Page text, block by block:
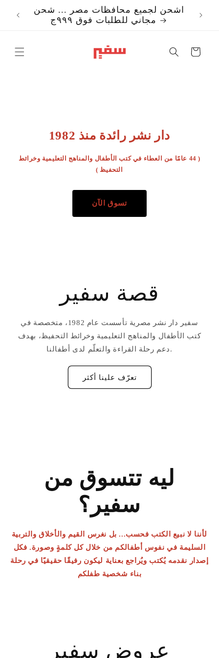
إلى
المحتوى
اشحن لجميع محافظات مصر ... شحن
مجاني للطلبات فوق ٩٩٩ج
Translation
دار نشر رائدة منذ 1982
( 44 عامًا من العطاء في كتب الأطفال والمناهج التعليمية وخرائط
التحفيظ )
تسوق الآن
قصة سفير
سفير دار نشر مصرية تأسست عام 1982، متخصصة في
كتب الأطفال والمناهج التعليمية وخرائط التحفيظ، بهدف
دعم رحلة القراءة والتعلّم لدى أطفالنا.
تعرّف علينا أكثر
ليه تتسوق من
سفير؟
لأننا لا نبيع الكتب فحسب... بل نغرس القيم والأخلاق والتربية
السليمة في نفوس أطفالكم من خلال كل كلمةٍ وصورة. فكل
إصدار نقدمه يُكتب ويُراجع بعناية ليكون رفيقًا حقيقيًا في رحلة
بناء شخصية طفلكم
عروض سفير